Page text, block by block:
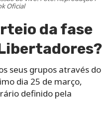
Oficial
da fase
seus grupos através do
dia 25 de março,
definido pela